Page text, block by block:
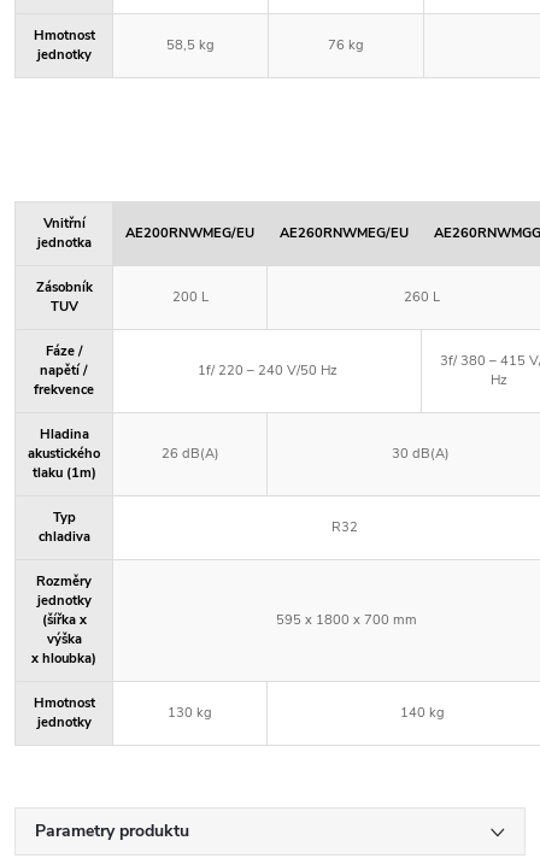
Hmotnost
jednotky
58,5 kg 76 kg
Vnitřní
jednotka
AE200RNWMEG/EU AE260RNWMEG/EU
Zásobník
TUV
200 L 260 L
Fáze /
napětí /
frekvence
1f/ 220 – 240 V/50 Hz
3f/ 380 – 415
Hz
Hladina
akustického
tlaku (1m)
26 dB(A) 30 dB(A)
Typ
chladiva
R32
Rozměry
jednotky
(šířka x
výška
x hloubka)
595 x 1800 x 700 mm
Hmotnost
jednotky
130 kg 140 kg
Parametry produktu